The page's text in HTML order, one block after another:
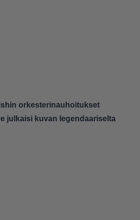
orkesterinauhoitukset
julkaisi kuvan legendaariselta